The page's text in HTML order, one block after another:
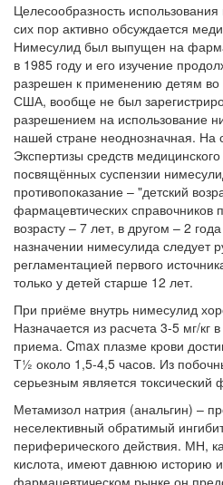
Целесообразность
сих пор активно обсуждается
Нимесулид был выпущен на
в 1985 году и его изучение
разрешен к применению детям
США, вообще не был
разрешением на использование
нашей стране неоднозначная.
Экспертизы средств
посвящённых суспензии
противопоказание – "детский
фармацевтических справочников
возрасту – 7 лет, в другом – 2
назначении нимесулида следует
регламентацией первого
только у детей старше 12 лет.
При приёме внутрь нимесулид
Назначается из расчета 3-5 мг/кг
приема. Cmax плазме крови
Т½ около 1,5-4,5 часов. Из
серьезным является токсический
Метамизол натрия (анальгин) –
неселективный обратимый
периферического действия. МН,
кислота, имеют давнюю историю
фармацевтическом рынке он